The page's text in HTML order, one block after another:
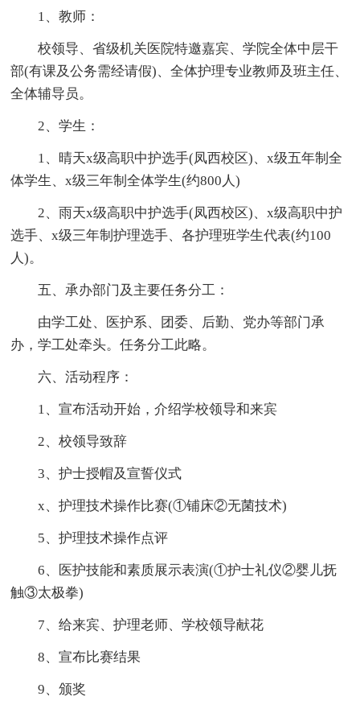
1、教师：
校领导、省级机关医院特邀嘉宾、学院全体中层干
部(有课及公务需经请假)、全体护理专业教师及班主任、
全体辅导员。
2、学生：
1、晴天x级高职中护选手(凤西校区)、x级五年制全
体学生、x级三年制全体学生(约800人)
2、雨天x级高职中护选手(凤西校区)、x级高职中护
选手、x级三年制护理选手、各护理班学生代表(约100
人)。
五、承办部门及主要任务分工：
由学工处、医护系、团委、后勤、党办等部门承
办，学工处牵头。任务分工此略。
六、活动程序：
1、宣布活动开始，介绍学校领导和来宾
2、校领导致辞
3、护士授帽及宣誓仪式
x、护理技术操作比赛(①铺床②无菌技术)
5、护理技术操作点评
6、医护技能和素质展示表演(①护士礼仪②婴儿抚
触③太极拳)
7、给来宾、护理老师、学校领导献花
8、宣布比赛结果
9、颁奖